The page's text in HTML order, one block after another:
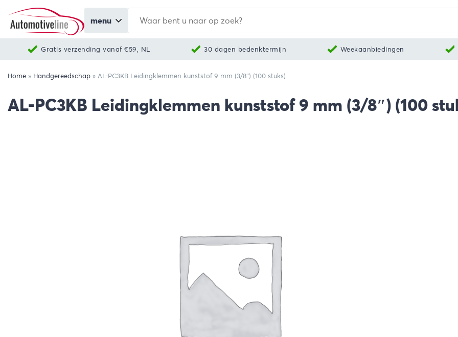
menu
Gratis verzending vanaf €59, NL 30 dagen bedenktermijn Weekaanbiedingen
Home » Handgereedschap » AL-PC3KB Leidingklemmen kunststof 9 mm (3/8″) (100 stuks)
AL-PC3KB Leidingklemmen kunststof 9 mm (3/8″) (100